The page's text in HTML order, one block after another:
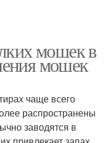
мошек в
мошек
чаще всего
распространены
заводятся в